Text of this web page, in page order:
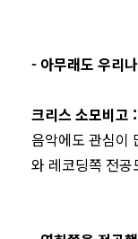
- 아무래도 우리
크리스 소모비고 :
음악에도 관심이
와 레코딩쪽 전공